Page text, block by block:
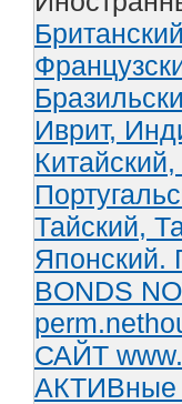
Иврит,
Китайский,
Тайский,
Японский.
BONDS
САЙТ
АКТИВные